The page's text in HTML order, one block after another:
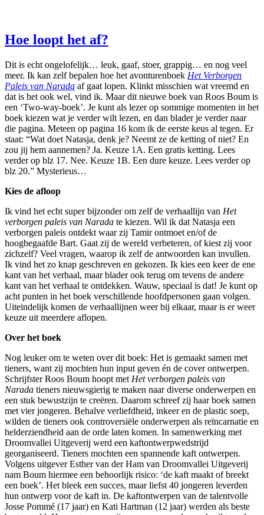
Hoe loopt het af?
Dit is echt ongelofelijk… leuk, gaaf, stoer, grappig… en nog veel
meer. Ik kan zelf bepalen hoe het avonturenboek Het Verborgen
Paleis van Narada af gaat lopen. Klinkt misschien wat vreemd en
dat is het ook wel, vind ik. Maar dit nieuwe boek van Roos Boum is
een ‘Two-way-boek’. Je kunt als lezer op sommige momenten in het
boek kiezen wat je verder wilt lezen, en dan blader je verder naar
die pagina. Meteen op pagina 16 kom ik de eerste keus al tegen. Er
staat: “Wat doet Natasja, denk je? Neemt ze de ketting of niet? En
zou jij hem aannemen? Ja. Keuze 1A. Een gratis ketting. Lees
verder op blz 17. Nee. Keuze 1B. Een dure keuze. Lees verder op
blz 20.” Mysterieus…
Kies de afloop
Ik vind het echt super bijzonder om zelf de verhaallijn van Het
verborgen paleis van Narada te kiezen. Wil ik dat Natasja een
verborgen paleis ontdekt waar zij Tamir ontmoet en/of de
hoogbegaafde Bart. Gaat zij de wereld verbeteren, of kiest zij voor
zichzelf? Veel vragen, waarop ik zelf de antwoorden kan invullen.
Ik vind het zo knap geschreven en gekozen. Ik kies een keer de ene
kant van het verhaal, maar blader ook terug om tevens de andere
kant van het verhaal te ontdekken. Wauw, speciaal is dat! Je kunt op
acht punten in het boek verschillende hoofdpersonen gaan volgen.
Uiteindelijk komen de verhaallijnen weer bij elkaar, maar is er weer
keuze uit meerdere aflopen.
Over het boek
Nog leuker om te weten over dit boek: Het is gemaakt samen met
tieners, want zij mochten hun input geven én de cover ontwerpen.
Schrijfster Roos Boum hoopt met Het verborgen paleis van
Narada tieners nieuwsgierig te maken naar diverse onderwerpen en
een stuk bewustzijn te creëren. Daarom schreef zij haar boek samen
met vier jongeren. Behalve verliefdheid, inkeer en de plastic soep,
wilden de tieners ook controversiële onderwerpen als reïncarnatie en
helderziendheid aan de orde laten komen. In samenwerking met
Droomvallei Uitgeverij werd een kaftontwerpwedstrijd
georganiseerd. Tieners mochten een spannende kaft ontwerpen.
Volgens uitgever Esther van der Ham van Droomvallei Uitgeverij
nam Boum hiermee een behoorlijk risico: ‘de kaft maakt of breekt
een boek’. Het bleek een succes, maar liefst 40 jongeren leverden
hun ontwerp voor de kaft in. De kaftontwerpen van de talentvolle
Josse Pommé (17 jaar) en Kati Hartman (12 jaar) werden als beste